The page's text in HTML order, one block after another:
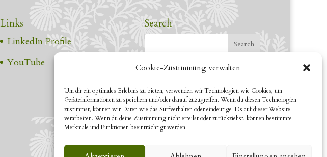
Cookie-Zustimmung verwalten
Um dir ein optimales Erlebnis zu bieten, verwenden wir Technologien wie Cookies, um
Geräteinformationen zu speichern und/oder darauf zuzugreifen. Wenn du diesen Technologien
zustimmst, können wir Daten wie das Surfverhalten oder eindeutige IDs auf dieser Website
verarbeiten. Wenn du deine Zustimmung nicht erteilst oder zurückziehst, können bestimmte
Merkmale und Funktionen beeinträchtigt werden.
Links
LinkedIn Profile
YouTube
Search